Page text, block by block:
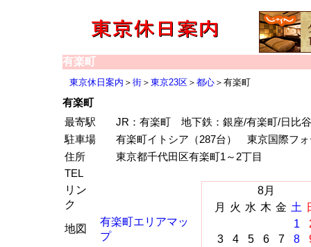
有楽町
東京休日案内 ＞ 街 ＞ 東京23区 ＞ 都心 ＞有楽町
有楽町
最寄駅
JR：有楽町 地下鉄：銀座/有楽町/日比谷
駐車場
有楽町イトシア（287台） 東京国際フ
住所
東京都千代田区有楽町1～2丁目
TEL
リン
ク
地図
有楽町エリアマッ
プ
8月
月
火 水 木 金 土
1
3
4 5 6 7 8